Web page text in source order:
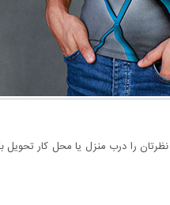
را درب منزل یا محل کار تحویل